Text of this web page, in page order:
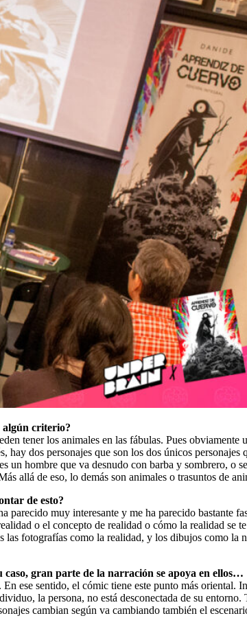
algún criterio?
tener los animales en las fábulas. Pues
dos personajes que son los dos únicos personajes
un hombre que va desnudo con barba y sombrero, o
allá de eso, lo demás son animales o trasuntos de
de esto?
muy interesante y me ha parecido bastante
o el concepto de realidad o cómo la realidad se
las fotografías como la realidad, y los dibujos como
caso, gran parte de la narración se apoya en ellos…
ese sentido, el cómic tiene este punto más oriental.
la persona, no está desconectada de su
cambian según va cambiando también el